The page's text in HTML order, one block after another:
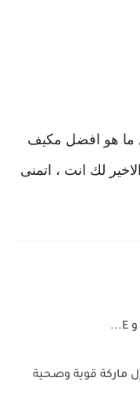
ما هو افضل مكيف
لك انت ، اتمنى
ماركة قوية وصحية